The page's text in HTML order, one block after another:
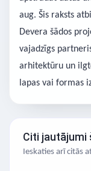
aug. Šis raksts
Devera šādos
vajadzīgs
arhitektūru un
lapas vai formas
Citi jautājumi
Ieskaties arī citās